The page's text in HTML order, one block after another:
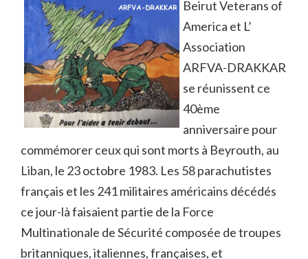
Beirut Veterans of
America et L’
Association
ARFVA-DRAKKAR
se réunissent ce
40ème
anniversaire pour
commémorer ceux qui sont morts à Beyrouth, au
Liban, le 23 octobre 1983. Les 58 parachutistes
français et les 241 militaires américains décédés
ce jour-là faisaient partie de la Force
Multinationale de Sécurité composée de troupes
britanniques, italiennes, françaises, et